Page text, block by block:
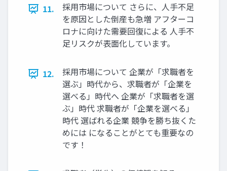
11.
採用市場について さらに、人手不足
を原因とした倒産も急増 アフターコ
ロナに向けた需要回復による 人手不
足リスクが表面化しています。
12.
採用市場について 企業が「求職者を
選ぶ」時代から、求職者が「企業を
選べる」時代へ 企業が「求職者を選
ぶ」時代 求職者が「企業を選べる」
時代 選ばれる企業 競争を勝ち抜くた
めには になることがとても重要なの
です！